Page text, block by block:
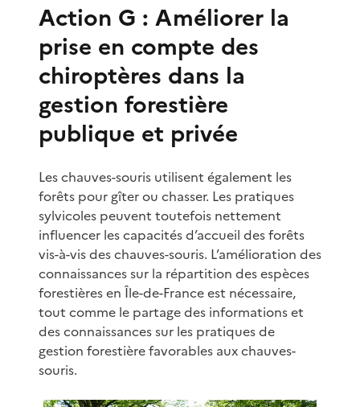
Action G : Améliorer la
prise en compte des
chiroptères dans la
gestion forestière
publique et privée
Les chauves-souris utilisent également les
forêts pour gîter ou chasser. Les pratiques
sylvicoles peuvent toutefois nettement
influencer les capacités d’accueil des forêts
vis-à-vis des chauves-souris. L’amélioration des
connaissances sur la répartition des espèces
forestières en Île-de-France est nécessaire,
tout comme le partage des informations et
des connaissances sur les pratiques de
gestion forestière favorables aux chauves-
souris.